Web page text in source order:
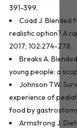
391-399.
Coad J. Blended
realistic option? A
2017; 102:274-278.
Breaks A.
young people: a
Johnson TW.
experience of
food by
Armstrong J.